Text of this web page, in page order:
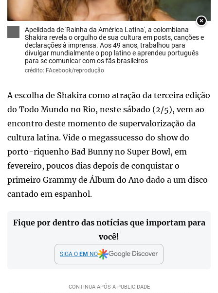
×
Apelidada de 'Rainha da América Latina', a colombiana
Shakira revela o orgulho de sua cultura em posts, canções e
declarações à imprensa. Aos 49 anos, trabalhou para
divulgar mundialmente o pop latino e aprendeu português
para se comunicar com os fãs brasileiros
crédito: FAcebook/reprodução
A escolha de Shakira como atração da terceira edição
do Todo Mundo no Rio, neste sábado (2/5), vem ao
encontro deste momento de supervalorização da
cultura latina. Vide o megassucesso do show do
porto-riquenho Bad Bunny no Super Bowl, em
fevereiro, poucos dias depois de conquistar o
primeiro Grammy de Álbum do Ano dado a um disco
cantado em espanhol.
Fique por dentro das notícias que importam para
você!
SIGA O EM NO